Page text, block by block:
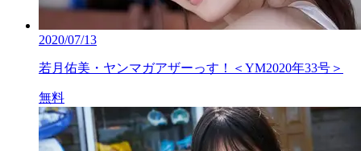
2020/07/13
若月佑美・ヤンマガアザーっす！＜YM2020年33号＞
無料